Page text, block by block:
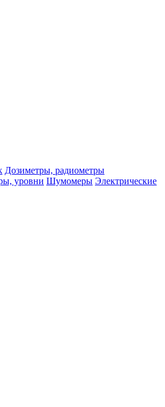
Дозиметры, радиометры
уровни Шумомеры Электрические